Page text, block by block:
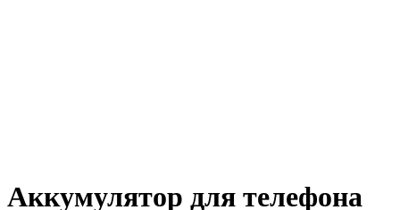
Аккумулятор для телефона